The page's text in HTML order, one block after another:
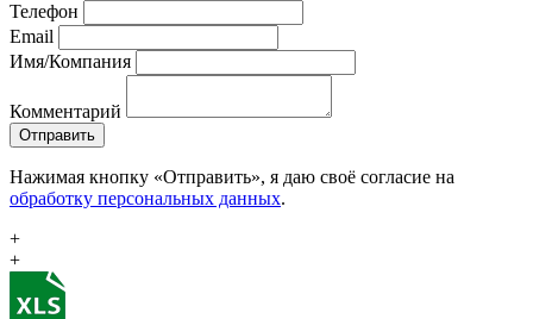
Телефон
Email
Имя/Компания
Комментарий
Отправить
Нажимая кнопку «Отправить», я даю своё согласие на
обработку персональных данных.
+
+